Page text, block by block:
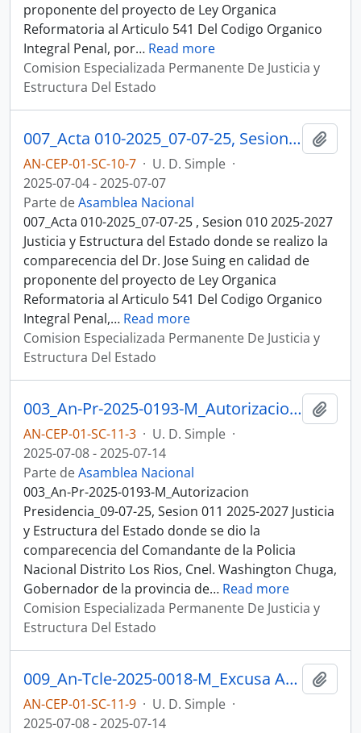
proponente del proyecto de Ley Organica
Reformatoria al Articulo 541 Del Codigo Organico
Integral Penal, por… Read more
Comision Especializada Permanente De Justicia y
Estructura Del Estado
007_Acta 010-2025_07-07-25, Sesion 010 Justicia y Estructura del Estado
AN-CEP-01-SC-10-7 · U. D. Simple ·
2025-07-04 - 2025-07-07
Parte deAsamblea Nacional
007_Acta 010-2025_07-07-25 , Sesion 010 2025-2027
Justicia y Estructura del Estado donde se realizo la
comparecencia del Dr. Jose Suing en calidad de
proponente del proyecto de Ley Organica
Reformatoria al Articulo 541 Del Codigo Organico
Integral Penal,… Read more
Comision Especializada Permanente De Justicia y
Estructura Del Estado
003_An-Pr-2025-0193-M_Autorizacion Presidencia_09-07-25, Sesion 011 Justicia y Estructura del Estado
AN-CEP-01-SC-11-3 · U. D. Simple ·
2025-07-08 - 2025-07-14
Parte deAsamblea Nacional
003_An-Pr-2025-0193-M_Autorizacion
Presidencia_09-07-25, Sesion 011 2025-2027 Justicia
y Estructura del Estado donde se dio la
comparecencia del Comandante de la Policia
Nacional Distrito Los Rios, Cnel. Washington Chuga,
Gobernador de la provincia de… Read more
Comision Especializada Permanente De Justicia y
Estructura Del Estado
009_An-Tcle-2025-0018-M_Excusa Asistencia_14-07-25, Sesion 011 Justicia y Estructura del Estado
AN-CEP-01-SC-11-9 · U. D. Simple ·
2025-07-08 - 2025-07-14